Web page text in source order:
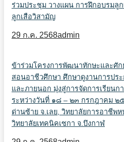
ร่วมประชุม วางแผน การฝึกอบรมลู
ลูกเสือวิสามัญ
29 ก.ค. 2568admin
ข้าร่วมโครงการพัฒนาทักษะและศัก
สอนอาชีวศึกษา ศึกษาดูงานการปร
และภายนอก มุ่งสู่การจัดการเรียนก
ระหว่างวันที่ ๑๘ – ๒๓ กรกฎาคม
ด่านซ้าย จ.เลย, วิทยาลัยการอาชีพ
วิทยาลัยเทคนิคเซกา จ.บึงกาฬ